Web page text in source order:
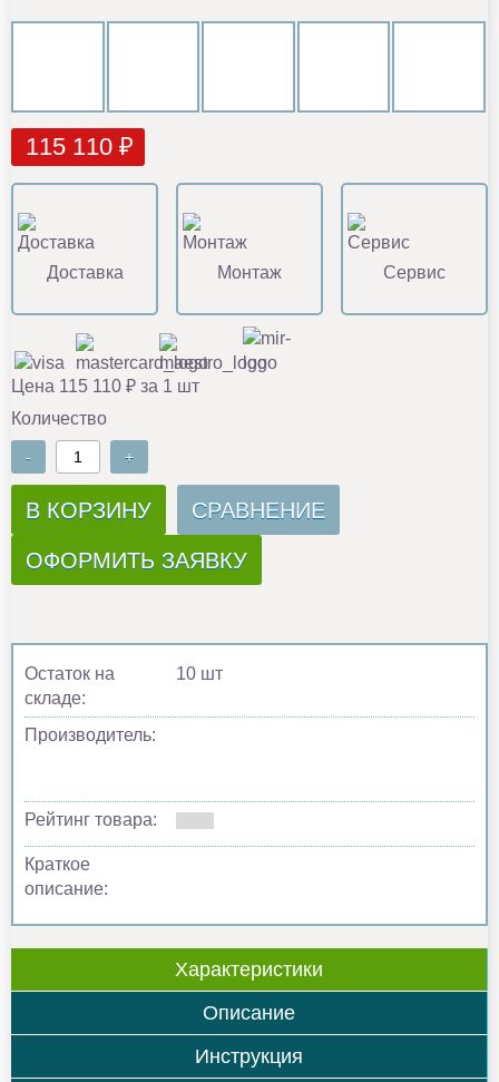
115 110 ₽
Доставка Монтаж Сервис
Цена 115 110 ₽ за 1 шт
Количество
- +
В КОРЗИНУ СРАВНЕНИЕ
ОФОРМИТЬ ЗАЯВКУ
Остаток на
складе:
10 шт
Производитель:
Рейтинг товара:
Краткое
описание:
Характеристики
Описание
Инструкция